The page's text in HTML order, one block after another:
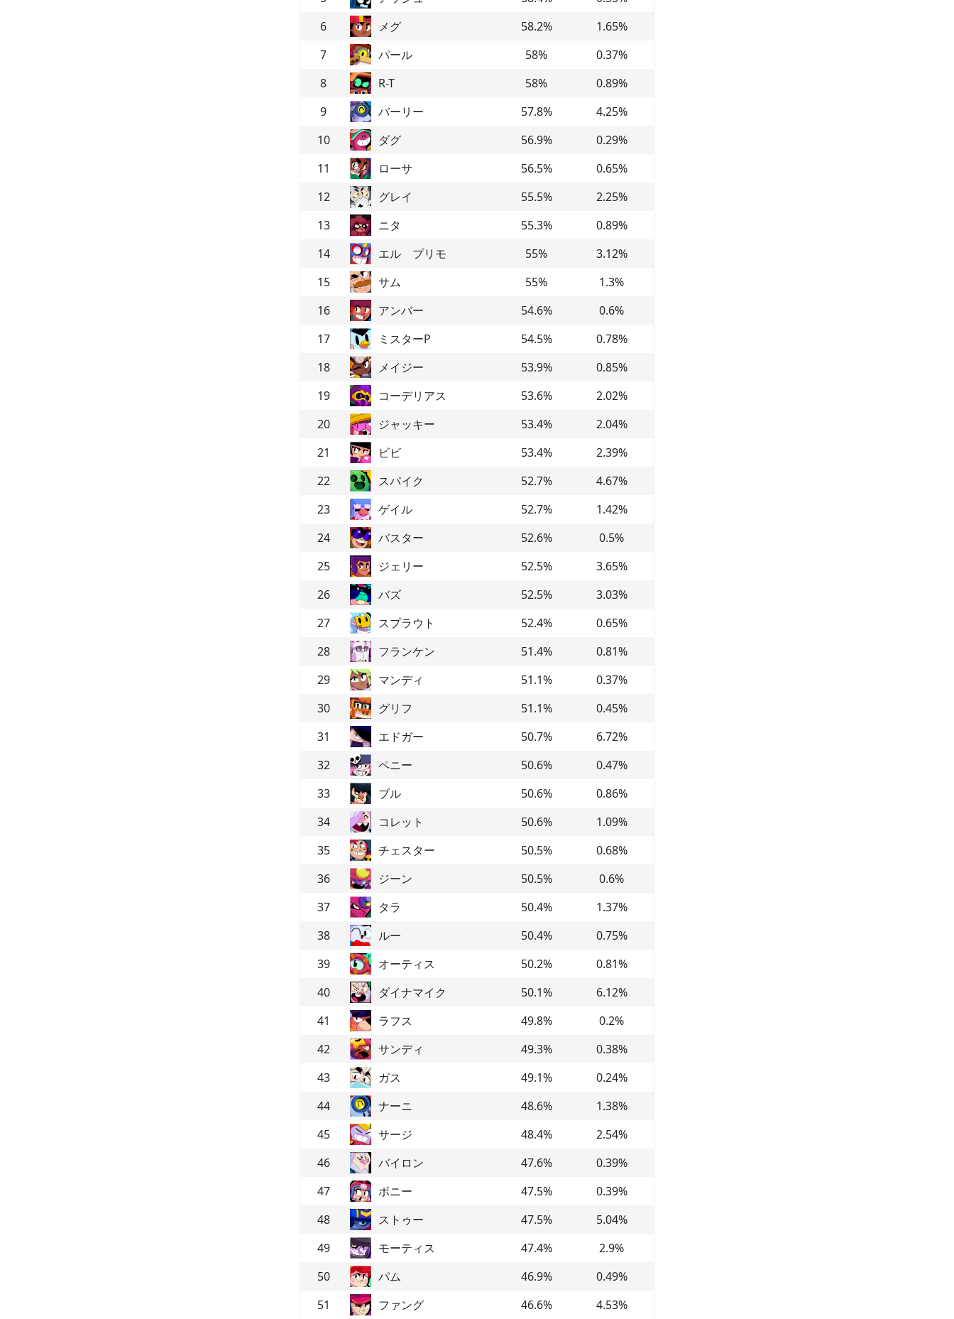
6
メグ 58.2% 1.65%
7
パール 58% 0.37%
8
R-T 58% 0.89%
9
バーリー 57.8% 4.25%
10
ダグ 56.9% 0.29%
11
ローサ 56.5% 0.65%
12
グレイ 55.5% 2.25%
13
ニタ 55.3% 0.89%
14
エル プリモ 55% 3.12%
15
サム 55% 1.3%
16
アンバー 54.6% 0.6%
17
ミスターP 54.5% 0.78%
18
メイジー 53.9% 0.85%
19
コーデリアス 53.6% 2.02%
20
ジャッキー 53.4% 2.04%
21
ビビ 53.4% 2.39%
22
スパイク 52.7% 4.67%
23
ゲイル 52.7% 1.42%
24
バスター 52.6% 0.5%
25
ジェリー 52.5% 3.65%
26
バズ 52.5% 3.03%
27
スプラウト 52.4% 0.65%
28
フランケン 51.4% 0.81%
29
マンディ 51.1% 0.37%
30
グリフ 51.1% 0.45%
31
エドガー 50.7% 6.72%
32
ペニー 50.6% 0.47%
33
ブル 50.6% 0.86%
34
コレット 50.6% 1.09%
35
チェスター 50.5% 0.68%
36
ジーン 50.5% 0.6%
37
タラ 50.4% 1.37%
38
ルー 50.4% 0.75%
39
オーティス 50.2% 0.81%
40
ダイナマイク 50.1% 6.12%
41
ラフス 49.8% 0.2%
42
サンディ 49.3% 0.38%
43
ガス 49.1% 0.24%
44
ナーニ 48.6% 1.38%
45
サージ 48.4% 2.54%
46
バイロン 47.6% 0.39%
47
ボニー 47.5% 0.39%
48
ストゥー 47.5% 5.04%
49
モーティス 47.4% 2.9%
50
パム 46.9% 0.49%
51
ファング 46.6% 4.53%